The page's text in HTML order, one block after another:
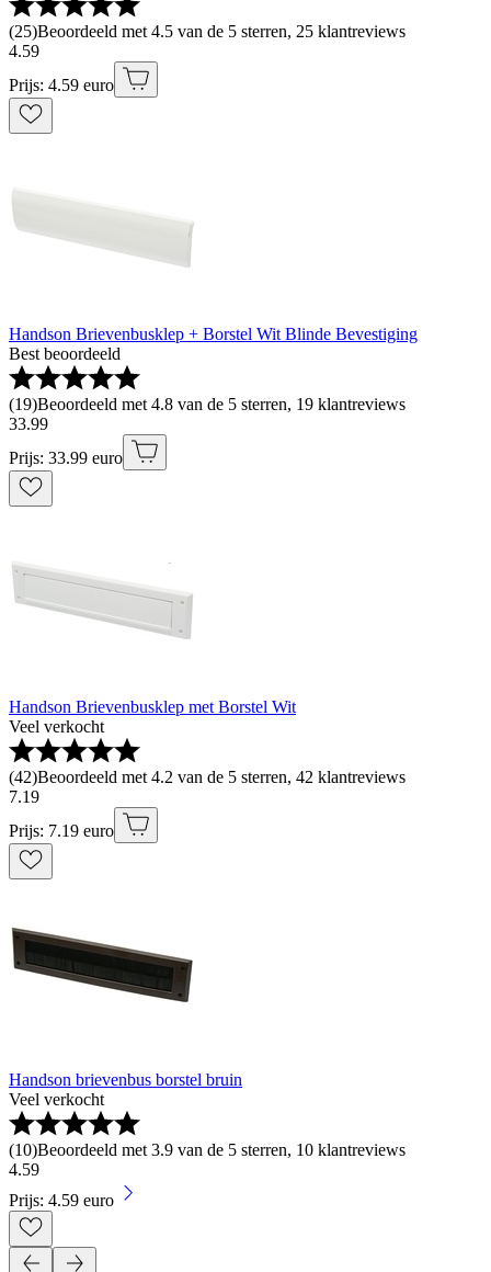
(25)Beoordeeld met 4.5 van de 5 sterren, 25 klantreviews
4.59
Prijs: 4.59 euro
Handson Brievenbusklep + Borstel Wit Blinde Bevestiging
Best beoordeeld
(19)Beoordeeld met 4.8 van de 5 sterren, 19 klantreviews
33.99
Prijs: 33.99 euro
Handson Brievenbusklep met Borstel Wit
Veel verkocht
(42)Beoordeeld met 4.2 van de 5 sterren, 42 klantreviews
7.19
Prijs: 7.19 euro
Handson brievenbus borstel bruin
Veel verkocht
(10)Beoordeeld met 3.9 van de 5 sterren, 10 klantreviews
4.59
Prijs: 4.59 euro